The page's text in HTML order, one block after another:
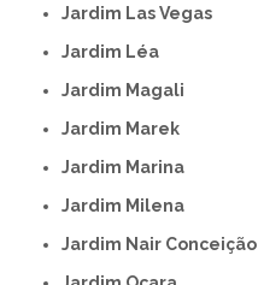
Jardim Las Vegas
Jardim Léa
Jardim Magali
Jardim Marek
Jardim Marina
Jardim Milena
Jardim Nair Conceição